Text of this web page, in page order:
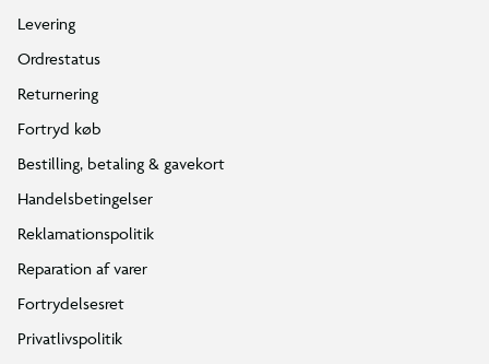
Levering
Ordrestatus
Returnering
Fortryd køb
Bestilling, betaling & gavekort
Handelsbetingelser
Reklamationspolitik
Reparation af varer
Fortrydelsesret
Privatlivspolitik